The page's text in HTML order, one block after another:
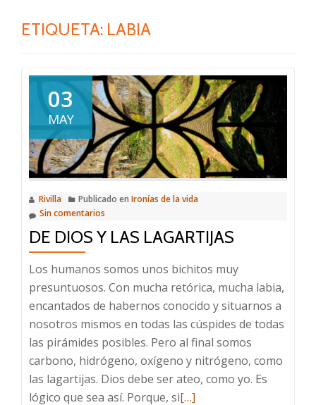
ETIQUETA: LABIA
03
MAY
Rivilla Publicado en Ironías de la vida
Sin comentarios
DE DIOS Y LAS LAGARTIJAS
Los humanos somos unos bichitos muy
presuntuosos. Con mucha retórica, mucha labia,
encantados de habernos conocido y situarnos a
nosotros mismos en todas las cúspides de todas
las pirámides posibles. Pero al final somos
carbono, hidrógeno, oxígeno y nitrógeno, como
las lagartijas. Dios debe ser ateo, como yo. Es
lógico que sea así. Porque, siLeer
[…]